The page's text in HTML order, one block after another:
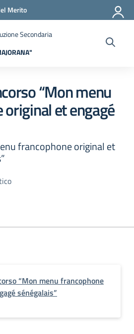
Merito
Secondaria
“Mon menu
et engagé
francophone original et
“Mon menu francophone
sénégalais”